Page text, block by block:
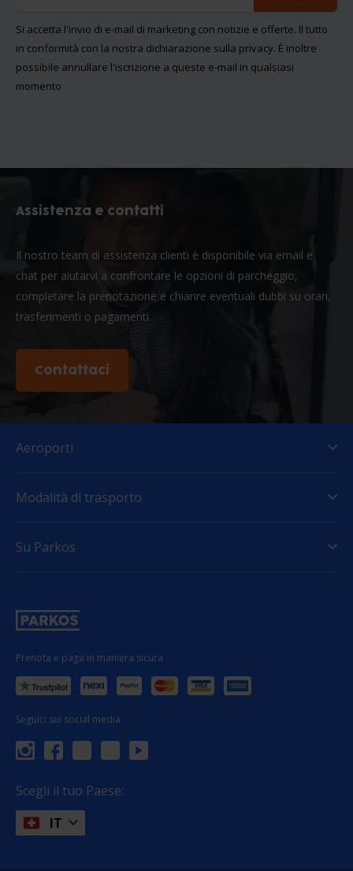
Si accetta l'invio di e-mail di marketing con notizie e offerte. Il tutto
in conformità con la nostra dichiarazione sulla privacy. È inoltre
possibile annullare l'iscrizione a queste e-mail in qualsiasi
momento
Assistenza e contatti
Il nostro team di assistenza clienti è disponibile via email e
chat per aiutarvi a confrontare le opzioni di parcheggio,
completare la prenotazione e chiarire eventuali dubbi su orari,
trasferimenti o pagamenti.
Contattaci
Prenota e paga in maniera sicura
Seguici sui social media
Scegli il tuo Paese:
IT
Aeroporti
Modalità di trasporto
Su Parkos